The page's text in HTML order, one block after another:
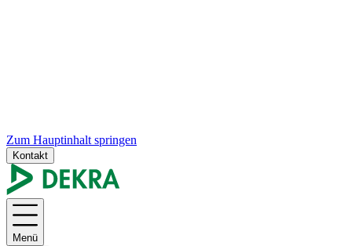
Zum Hauptinhalt springen
Kontakt
Menü